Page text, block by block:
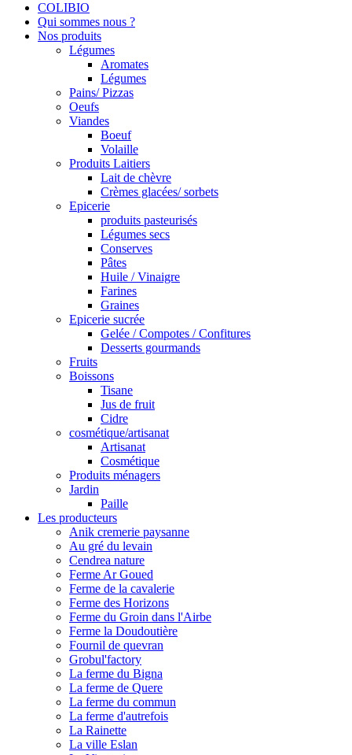
COLIBIO
Qui sommes nous ?
Nos produits
Légumes
Aromates
Légumes
Pains/ Pizzas
Oeufs
Viandes
Boeuf
Volaille
Produits Laitiers
Lait de chèvre
Crèmes glacées/ sorbets
Epicerie
produits pasteurisés
Légumes secs
Conserves
Pâtes
Huile / Vinaigre
Farines
Graines
Epicerie sucrée
Gelée / Compotes / Confitures
Desserts gourmands
Fruits
Boissons
Tisane
Jus de fruit
Cidre
cosmétique/artisanat
Artisanat
Cosmétique
Produits ménagers
Jardin
Paille
Les producteurs
Anik cremerie paysanne
Au gré du levain
Cendrea nature
Ferme Ar Goued
Ferme de la cavalerie
Ferme des Horizons
Ferme du Groin dans l'Airbe
Ferme la Doudoutière
Fournil de quevran
Grobul'factory
La ferme du Bigna
La ferme de Quere
La ferme du commun
La ferme d'autrefois
La Rainette
La ville Eslan